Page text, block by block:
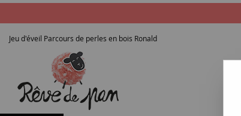
Jeu d'éveil Parcours de perles en bois Ronald